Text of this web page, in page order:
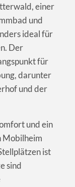
einer
und
ideal für
Der
für
darunter
und der
und ein
Mobilheim
ist
sind